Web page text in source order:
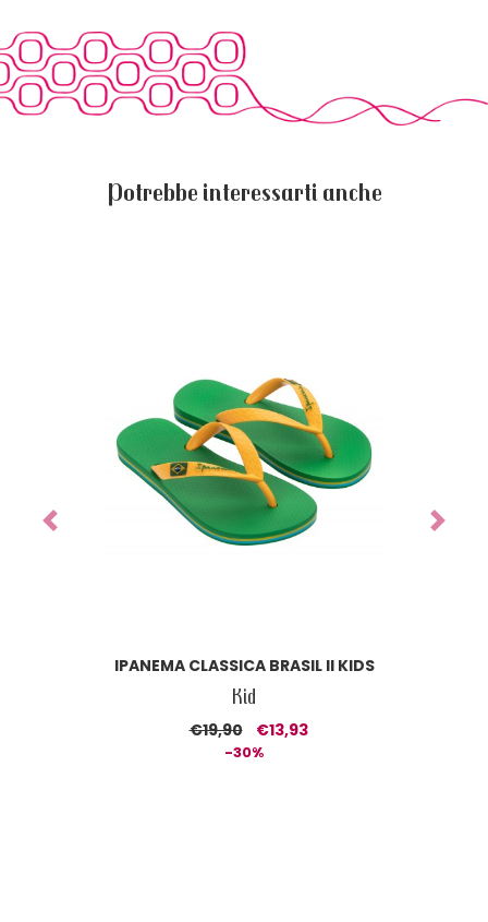
Potrebbe interessarti anche
IPANEMA CLASSICA BRASIL II KIDS
Kid
€19,90 €13,93
-30%
Previous Next